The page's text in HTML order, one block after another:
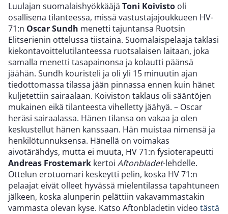
Luulajan suomalaishyökkääjä Toni Koivisto oli
osallisena tilanteessa, missä vastustajajoukkueen HV-
71:n Oscar Sundh menetti tajuntansa Ruotsin
Elitserienin ottelussa tiistaina. Suomalaispelaaja taklasi
kiekontavoittelutilanteessa ruotsalaisen laitaan, joka
samalla menetti tasapainonsa ja kolautti päänsä
jäähän. Sundh kouristeli ja oli yli 15 minuutin ajan
tiedottomassa tilassa jään pinnassa ennen kuin hänet
kuljetettiin sairaalaan. Koiviston taklaus oli sääntöjen
mukainen eikä tilanteesta vihelletty jäähyä. – Oscar
heräsi sairaalassa. Hänen tilansa on vakaa ja olen
keskustellut hänen kanssaan. Hän muistaa nimensä ja
henkilötunnuksensa. Hänellä on voimakas
aivotärähdys, mutta ei muuta, HV 71:n fysioterapeutti
Andreas Frostemark kertoi Aftonbladet-lehdelle.
Ottelun erotuomari keskeytti pelin, koska HV 71:n
pelaajat eivät olleet hyvässä mielentilassa tapahtuneen
jälkeen, koska alunperin pelättiin vakavammastakin
vammasta olevan kyse. Katso Aftonbladetin video tästä